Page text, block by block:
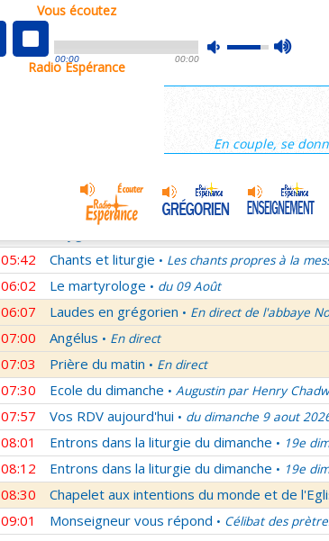
Vous écoutez
mute
max
00:00 00:00
Radio Espérance
En couple, se
00:07
01:00 Ecole du dimanche • Augustin par Henry
01:30 Audience du Pape
19e semaine du Temps
Les conférences de la Famille Missionnaire
Nouveau Testament • Lettre aux Galates et
Si tu savais le don de Dieu La volonté de
Monseigneur vous répond • Célibat des prètres
05:42 Chants et liturgie • Les chants propres à la
06:02 Le martyrologe • du 09 Août
06:07 Laudes en grégorien • En direct de l'abbaye
07:00 Angélus • En direct
07:03 Prière du matin • En direct
07:30 Ecole du dimanche • Augustin par Henry
07:57 Vos RDV aujourd'hui • du dimanche 9 aout
08:01 Entrons dans la liturgie du dimanche • 19e
08:12 Entrons dans la liturgie du dimanche • 19e
08:30 Chapelet aux intentions du monde et de
09:01 Monseigneur vous répond • Célibat des